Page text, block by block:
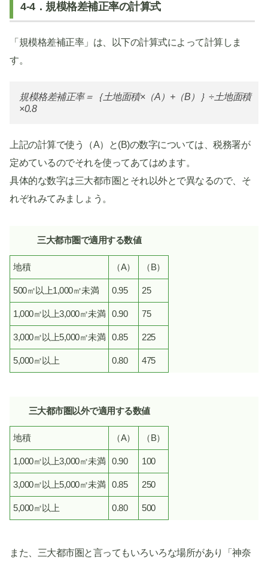
4-4．規模格差補正率の計算式
「規模格差補正率」は、以下の計算式によって計算しま
す。
規模格差補正率＝｛土地面積×（A）+（B）｝÷土地面積
×0.8
上記の計算で使う（A）と(B)の数字については、税務署が
定めているのでそれを使ってあてはめます。
具体的な数字は三大都市圏とそれ以外とで異なるので、そ
れぞれみてみましょう。
三大都市圏で適用する数値
地積 （A） （B）
500㎡以上1,000㎡未満 0.95 25
1,000㎡以上3,000㎡未満 0.90 75
3,000㎡以上5,000㎡未満 0.85 225
5,000㎡以上 0.80 475
三大都市圏以外で適用する数値
地積 （A） （B）
1,000㎡以上3,000㎡未満 0.90 100
3,000㎡以上5,000㎡未満 0.85 250
5,000㎡以上 0.80 500
また、三大都市圏と言ってもいろいろな場所があり「神奈